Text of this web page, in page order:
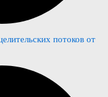
потоков от